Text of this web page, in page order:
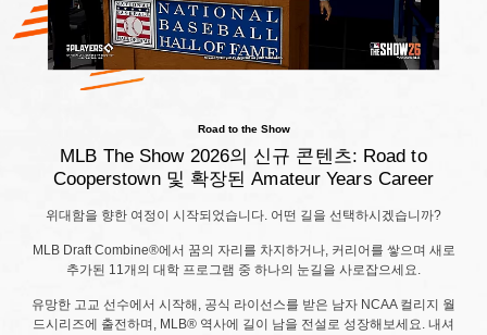
Road to the Show
MLB The Show 2026의 신규 콘텐츠: Road to
Cooperstown 및 확장된 Amateur Years Career
위대함을 향한 여정이 시작되었습니다. 어떤 길을 선택하시겠습니까?
MLB Draft Combine®에서 꿈의 자리를 차지하거나, 커리어를 쌓으며 새로
추가된 11개의 대학 프로그램 중 하나의 눈길을 사로잡으세요.
유망한 고교 선수에서 시작해, 공식 라이선스를 받은 남자 NCAA 컬리지 월
드시리즈에 출전하며, MLB® 역사에 길이 남을 전설로 성장해보세요. 내셔